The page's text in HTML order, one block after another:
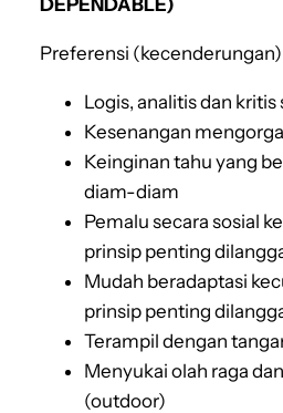
DEPENDABLE)
Preferensi
Logis, analitis dan
Kesenangan
Keinginan tahu yang
diam-diam
Pemalu secara sosial
prinsip penting
Mudah beradaptasi
prinsip penting
Terampil dengan
Menyukai olah raga
(outdoor)